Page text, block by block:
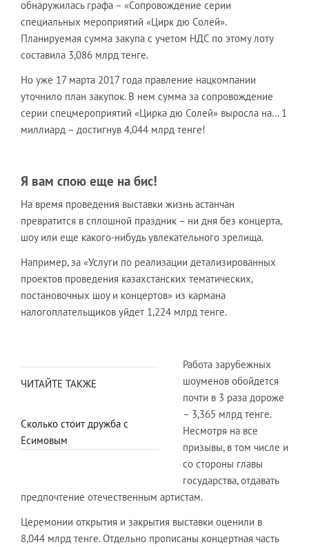
обнаружилась графа – «Сопровождение серии
специальных мероприятий «Цирк дю Солей».
Планируемая сумма закупа с учетом НДС по этому лоту
составила 3,086 млрд тенге.
Но уже 17 марта 2017 года правление нацкомпании
уточнило план закупок. В нем сумма за сопровождение
серии спецмероприятий «Цирка дю Солей» выросла на… 1
миллиард – достигнув 4,044 млрд тенге!
Я вам спою еще на бис!
На время проведения выставки жизнь астанчан
превратится в сплошной праздник – ни дня без концерта,
шоу или еще какого-нибудь увлекательного зрелища.
Например, за «Услуги по реализации детализированных
проектов проведения казахстанских тематических,
постановочных шоу и концертов» из кармана
налогоплательщиков уйдет 1,224 млрд тенге.
ЧИТАЙТЕ ТАКЖЕ
Сколько стоит дружба с
Есимовым
Работа зарубежных
шоуменов обойдется
почти в 3 раза дороже
– 3,365 млрд тенге.
Несмотря на все
призывы, в том числе и
со стороны главы
государства, отдавать
предпочтение отечественным артистам.
Церемонии открытия и закрытия выставки оценили в
8,044 млрд тенге. Отдельно прописаны концертная часть